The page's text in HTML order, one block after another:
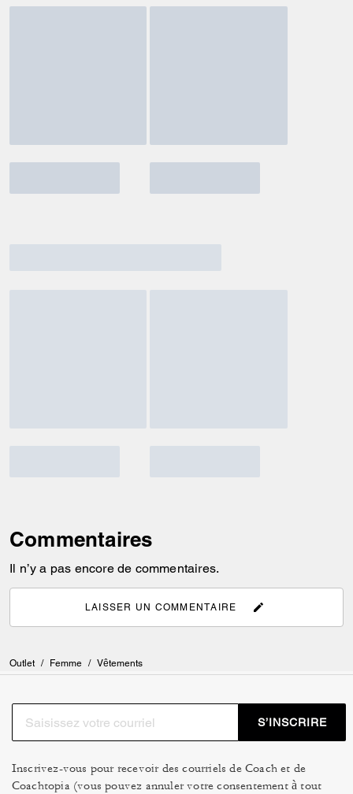
Commentaires
Il n’y a pas encore de commentaires.
LAISSER UN COMMENTAIRE
Outlet / Femme / Vêtements
S’INSCRIRE
Inscrivez-vous pour recevoir des courriels de Coach et de
Coachtopia (vous pouvez annuler votre consentement à tout